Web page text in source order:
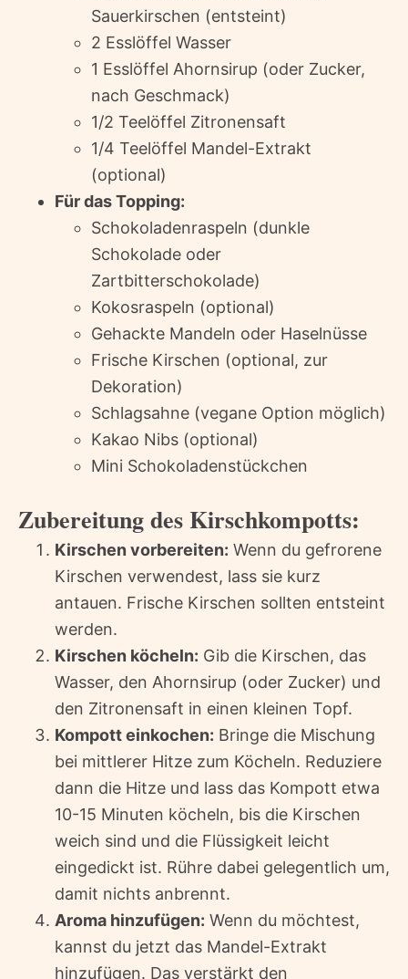
Sauerkirschen (entsteint)
2 Esslöffel Wasser
1 Esslöffel Ahornsirup (oder Zucker,
nach Geschmack)
1/2 Teelöffel Zitronensaft
1/4 Teelöffel Mandel-Extrakt
(optional)
Für das Topping:
Schokoladenraspeln (dunkle
Schokolade oder
Zartbitterschokolade)
Kokosraspeln (optional)
Gehackte Mandeln oder Haselnüsse
Frische Kirschen (optional, zur
Dekoration)
Schlagsahne (vegane Option möglich)
Kakao Nibs (optional)
Mini Schokoladenstückchen
Zubereitung des Kirschkompotts:
Kirschen vorbereiten: Wenn du gefrorene
Kirschen verwendest, lass sie kurz
antauen. Frische Kirschen sollten entsteint
werden.
Kirschen köcheln: Gib die Kirschen, das
Wasser, den Ahornsirup (oder Zucker) und
den Zitronensaft in einen kleinen Topf.
Kompott einkochen: Bringe die Mischung
bei mittlerer Hitze zum Köcheln. Reduziere
dann die Hitze und lass das Kompott etwa
10-15 Minuten köcheln, bis die Kirschen
weich sind und die Flüssigkeit leicht
eingedickt ist. Rühre dabei gelegentlich um,
damit nichts anbrennt.
Aroma hinzufügen: Wenn du möchtest,
kannst du jetzt das Mandel-Extrakt
hinzufügen. Das verstärkt den